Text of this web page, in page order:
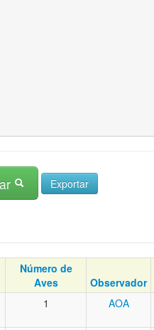
Número de
Aves
Observador
1 AOA